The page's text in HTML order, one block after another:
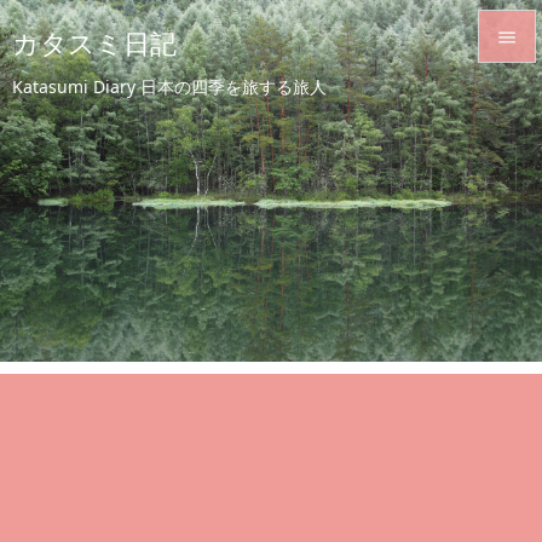
カタスミ日記
Katasumi Diary 日本の四季を旅する旅人


メニュ

サイド

前へ

次へ

検索